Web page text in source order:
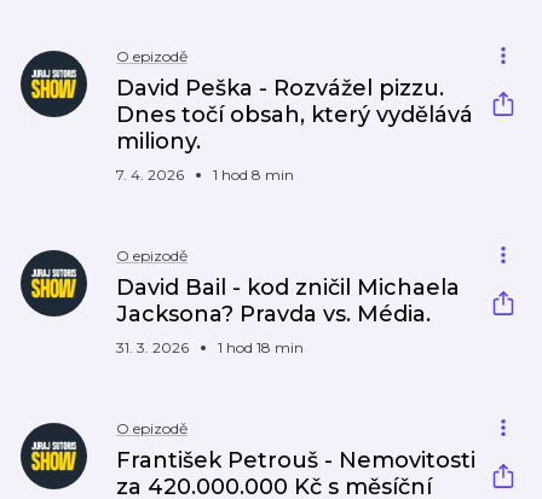
O epizodě
David Peška - Rozvážel pizzu.
Dnes točí obsah, který vydělává
miliony.
7. 4. 2026 1 hod 8 min
O epizodě
David Bail - kod zničil Michaela
Jacksona? Pravda vs. Média.
31. 3. 2026 1 hod 18 min
O epizodě
František Petrouš - Nemovitosti
za 420.000.000 Kč s měsíční